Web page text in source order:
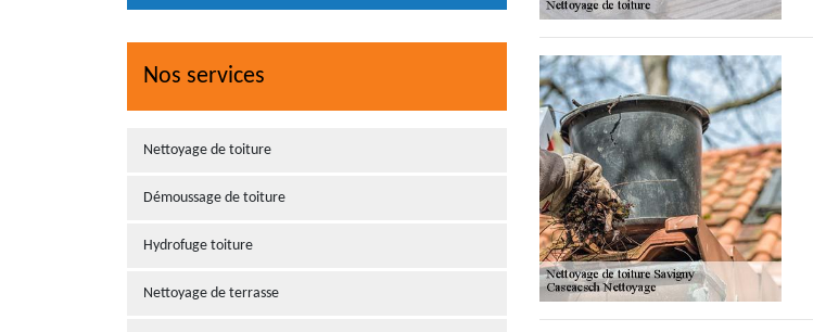
Nos services
Nettoyage de toiture
Démoussage de toiture
Hydrofuge toiture
Nettoyage de terrasse